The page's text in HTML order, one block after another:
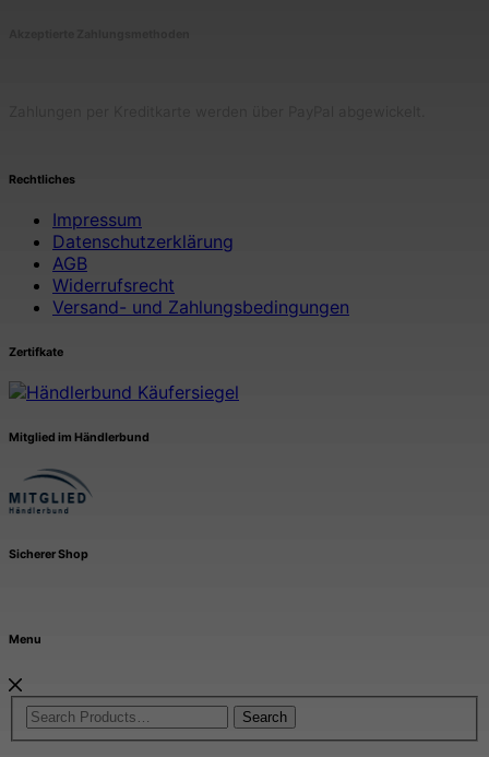
Rechtliches
Impressum
Datenschutzerklärung
AGB
Widerrufsrecht
Versand- und Zahlungsbedingungen
Zertifkate
Mitglied im Händlerbund
Sicherer Shop
Menu
Search